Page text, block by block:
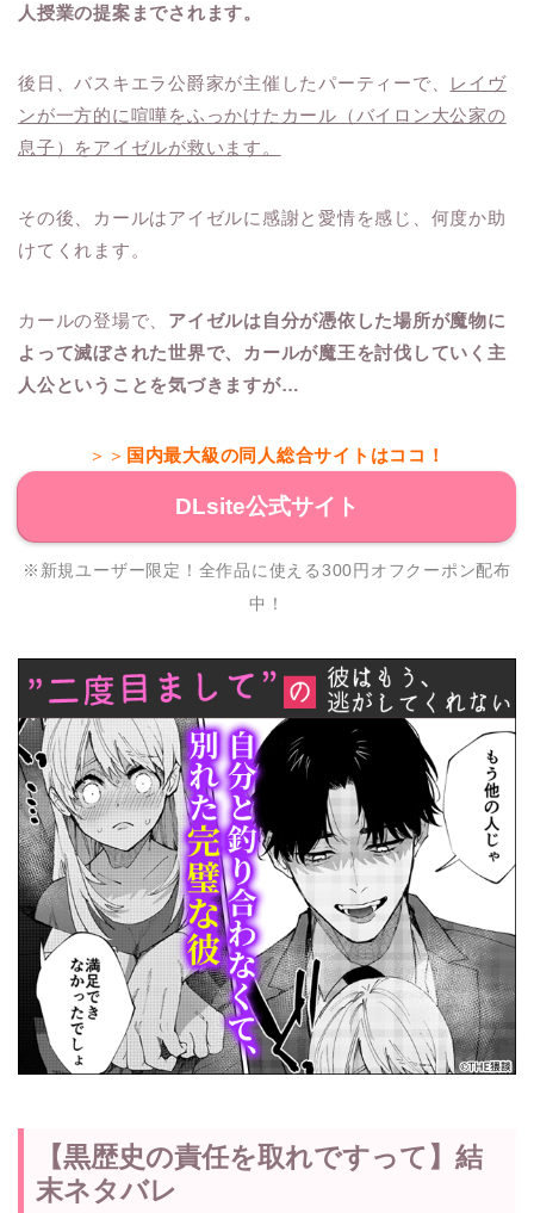
人授業の提案までされます。
後日、バスキエラ公爵家が主催したパーティーで、 レイヴ
ンが一方的に喧嘩をふっかけたカール（バイロン大公家の
息子）をアイゼルが救います。
その後、カールはアイゼルに感謝と愛情を感じ、何度か助
けてくれます。
カールの登場で、 アイゼルは自分が憑依した場所が魔物に
よって滅ぼされた世界で、カールが魔王を討伐していく主
人公ということを気づきますが…
＞＞ 国内最大級の同人総合サイトはココ！
DLsite公式サイト
※新規ユーザー限定！全作品に使える300円オフクーポン配布
中！
【黒歴史の責任を取れですって】結
末ネタバレ